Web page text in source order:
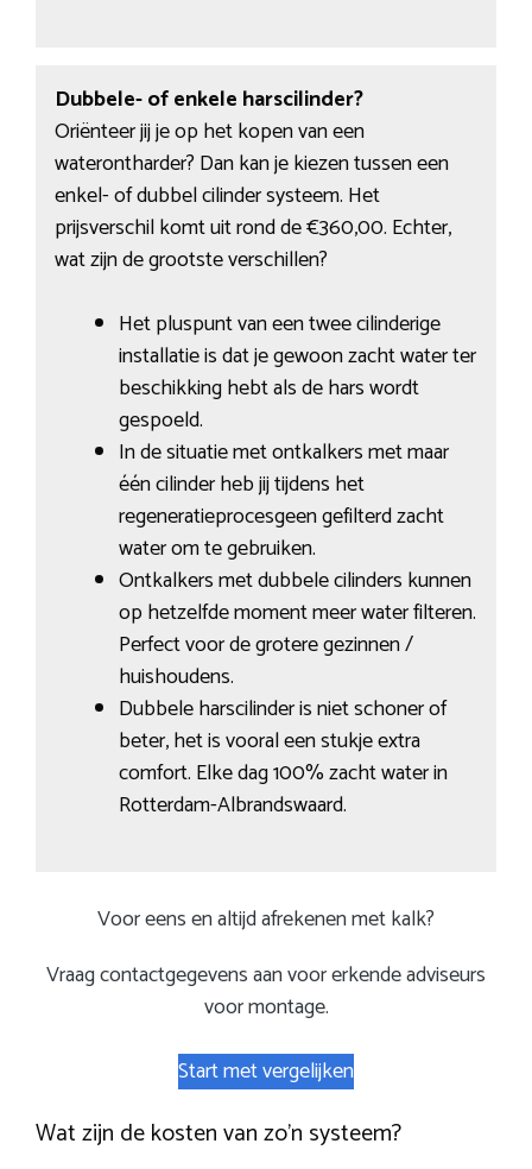
Dubbele- of enkele harscilinder?
Oriënteer jij je op het kopen van een
waterontharder? Dan kan je kiezen tussen een
enkel- of dubbel cilinder systeem. Het
prijsverschil komt uit rond de €360,00. Echter,
wat zijn de grootste verschillen?
Het pluspunt van een twee cilinderige
installatie is dat je gewoon zacht water ter
beschikking hebt als de hars wordt
gespoeld.
In de situatie met ontkalkers met maar
één cilinder heb jij tijdens het
regeneratieprocesgeen gefilterd zacht
water om te gebruiken.
Ontkalkers met dubbele cilinders kunnen
op hetzelfde moment meer water filteren.
Perfect voor de grotere gezinnen /
huishoudens.
Dubbele harscilinder is niet schoner of
beter, het is vooral een stukje extra
comfort. Elke dag 100% zacht water in
Rotterdam-Albrandswaard.
Voor eens en altijd afrekenen met kalk?
Vraag contactgegevens aan voor erkende adviseurs
voor montage.
Start met vergelijken
Wat zijn de kosten van zo’n systeem?